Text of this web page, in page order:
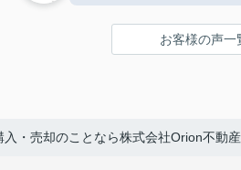
ばぜひお願いしたいと思い
お客様の声一
・売却のことなら株式会社Orion不動産